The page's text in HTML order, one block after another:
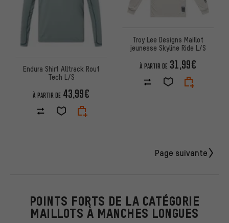
Endura Shirt Alltrack Rout
Tech L/S
À PARTIR DE 43,99€
Troy Lee Designs Maillot
jeunesse Skyline Ride L/S
À PARTIR DE 31,99€
Page suivante
POINTS FORTS DE LA CATÉGORIE
MAILLOTS À MANCHES LONGUES